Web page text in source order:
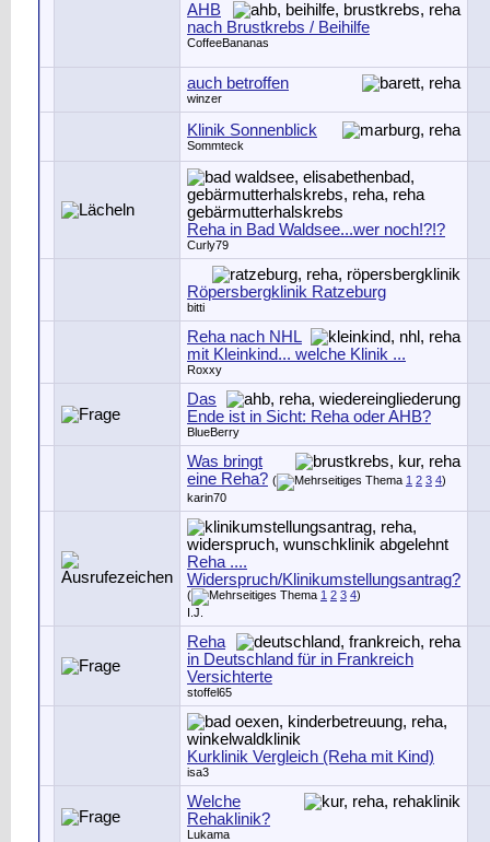
AHB
nach Brustkrebs / Beihilfe
CoffeeBananas
auch betroffen
winzer
Klinik Sonnenblick
Sommteck
Reha in Bad Waldsee...wer noch!?!?
Curly79
Röpersbergklinik Ratzeburg
bitti
Reha nach NHL
mit Kleinkind... welche Klinik ...
Roxxy
Das
Ende ist in Sicht: Reha oder AHB?
BlueBerry
Was bringt
eine Reha? ( 1 2 3 4)
karin70
Reha ....
Widerspruch/Klinikumstellungsantrag?
( 1 2 3 4)
I.J.
Reha
in Deutschland für in Frankreich
Versichterte
stoffel65
Kurklinik Vergleich (Reha mit Kind)
isa3
Welche
Rehaklinik?
Lukama